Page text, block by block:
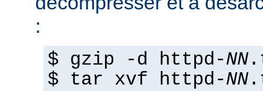
:
$ gzip -d httpd-NN
$ tar xvf httpd-NN